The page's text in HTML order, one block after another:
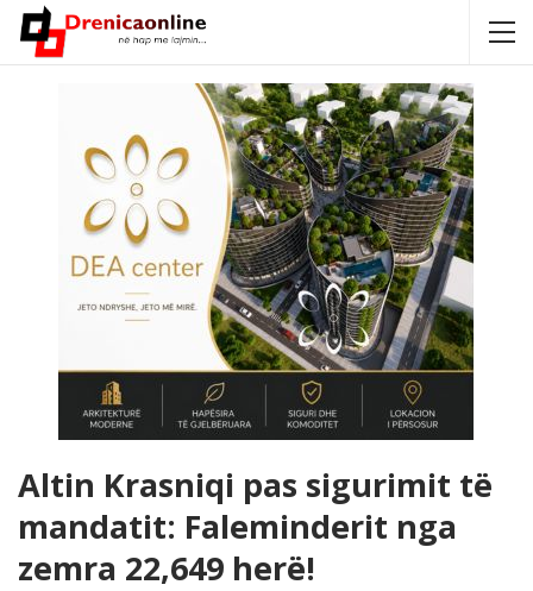
Altin Krasniqi pas sigurimit të
mandatit: Faleminderit nga
zemra 22,649 herë!